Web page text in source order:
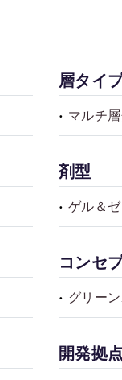
層タイ
マルチ
剤型
ゲル＆
コンセ
グリー
開発拠点